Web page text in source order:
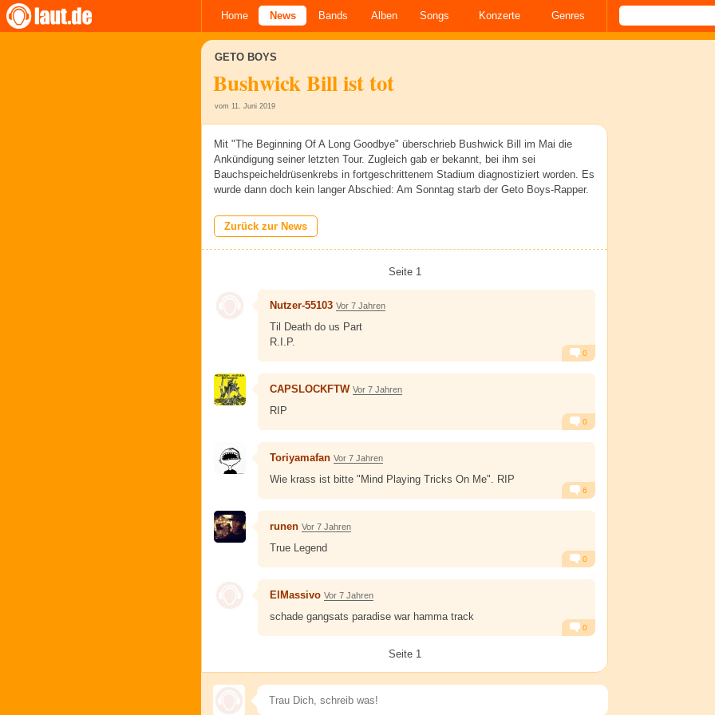
Home News Bands Alben Songs Konzerte Genres
GETO BOYS
Bushwick Bill ist tot
vom 11. Juni 2019
Mit "The Beginning Of A Long Goodbye" überschrieb Bushwick Bill im Mai die
Ankündigung seiner letzten Tour. Zugleich gab er bekannt, bei ihm sei
Bauchspeicheldrüsenkrebs in fortgeschrittenem Stadium diagnostiziert worden. Es
wurde dann doch kein langer Abschied: Am Sonntag starb der Geto Boys-Rapper.
Zurück zur News
Seite 1
Nutzer-55103 Vor 7 Jahren
Til Death do us Part
R.I.P.
Alarm Antworten
0
CAPSLOCKFTW Vor 7 Jahren
RIP
Alarm Antworten
0
Toriyamafan Vor 7 Jahren
Wie krass ist bitte "Mind Playing Tricks On Me". RIP
Alarm Antworten
6
runen Vor 7 Jahren
True Legend
Alarm Antworten
0
ElMassivo Vor 7 Jahren
schade gangsats paradise war hamma track
0
Seite 1